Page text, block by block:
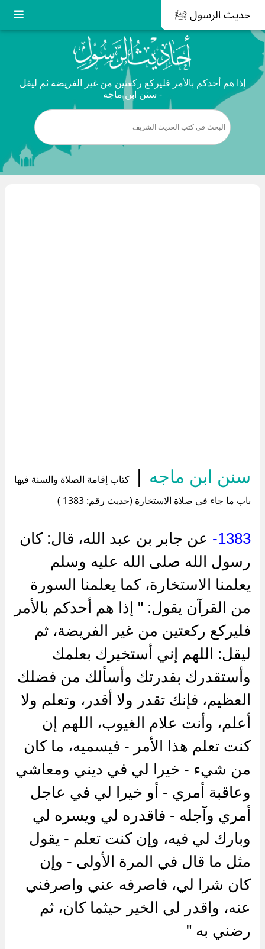
حديث الرسول ﷺ
إذا هم أحدكم بالأمر فليركع ركعتين من غير الفريضة ثم ليقل
- سنن ابن ماجه
سنن ابن ماجه |
كتاب إقامة الصلاة والسنة فيها
باب ما جاء في صلاة الاستخارة (حديث رقم: 1383 )
1383-
عن جابر بن عبد الله، قال: كان
رسول الله صلى الله عليه وسلم
يعلمنا الاستخارة، كما يعلمنا السورة
من القرآن يقول: " إذا هم أحدكم بالأمر
فليركع ركعتين من غير الفريضة، ثم
ليقل: اللهم إني أستخيرك بعلمك
وأستقدرك بقدرتك وأسألك من فضلك
العظيم، فإنك تقدر ولا أقدر، وتعلم ولا
أعلم، وأنت علام الغيوب، اللهم إن
كنت تعلم هذا الأمر - فيسميه، ما كان
من شيء - خيرا لي في ديني ومعاشي
وعاقبة أمري - أو خيرا لي في عاجل
أمري وآجله - فاقدره لي ويسره لي
وبارك لي فيه، وإن كنت تعلم - يقول
مثل ما قال في المرة الأولى - وإن
كان شرا لي، فاصرفه عني واصرفني
عنه، واقدر لي الخير حيثما كان، ثم
رضني به "